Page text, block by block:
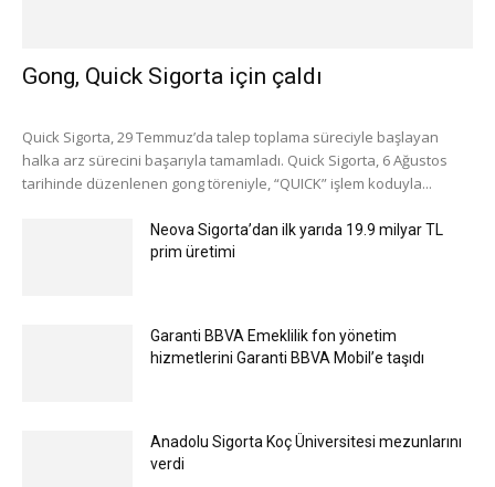
Gong, Quick Sigorta için çaldı
Quick Sigorta, 29 Temmuz’da talep toplama süreciyle başlayan
halka arz sürecini başarıyla tamamladı. Quick Sigorta, 6 Ağustos
tarihinde düzenlenen gong töreniyle, “QUICK” işlem koduyla...
Neova Sigorta’dan ilk yarıda 19.9 milyar TL
prim üretimi
Garanti BBVA Emeklilik fon yönetim
hizmetlerini Garanti BBVA Mobil’e taşıdı
Anadolu Sigorta Koç Üniversitesi mezunlarını
verdi